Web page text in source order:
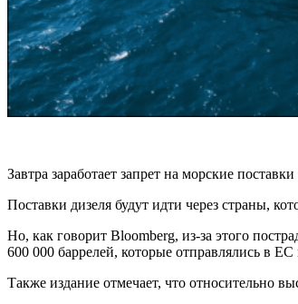
Завтра заработает запрет на морские
Поставки дизеля будут идти через страны,
Но, как говорит Bloomberg, из-за этого
600 000 баррелей, которые отправлялись в
Также издание отмечает, что относительно